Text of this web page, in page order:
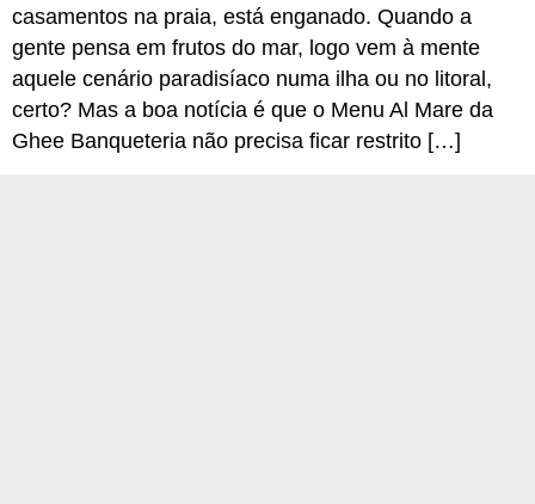
casamentos na praia, está enganado. Quando a
gente pensa em frutos do mar, logo vem à mente
aquele cenário paradisíaco numa ilha ou no litoral,
certo? Mas a boa notícia é que o Menu Al Mare da
Ghee Banqueteria não precisa ficar restrito […]